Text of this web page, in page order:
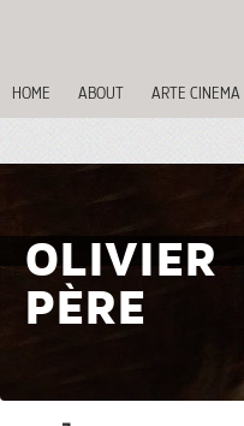
HOME ABOUT ARTE CINEMA
OLIVIER
PÈRE